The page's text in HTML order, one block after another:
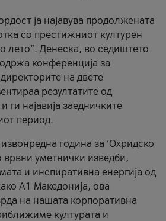
ја најавува продолжената
со престижниот културен
лето“. Денеска, во седиштето
конференција за
на двете
резултатите од
ги најавија заедничките
период.
година за ‘Охридско
врвни уметнички изведби,
и инспиративна енергија од
A1 Македонија, ова
на нашата корпоративна
културата и